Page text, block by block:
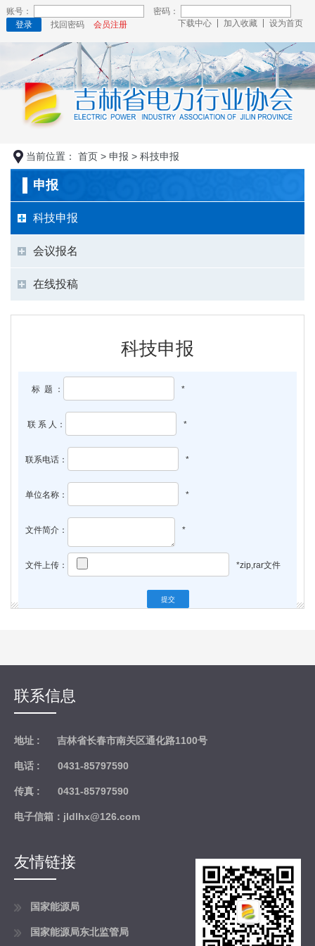
账号：
密码：
登录
找回密码 会员注册 下载中心 加入收藏 设为首页
当前位置： 首页 > 申报 > 科技申报
申报
科技申报
会议报名
在线投稿
科技申报
标 题 ： *
联 系 人： *
联系电话： *
单位名称： *
文件简介： *
文件上传： *zip,rar文件
提交
联系信息
地址 : 吉林省长春市南关区通化路1100号
电话 : 0431-85797590
传真 : 0431-85797590
电子信箱：jldlhx@126.com
友情链接
国家能源局
国家能源局东北监管局